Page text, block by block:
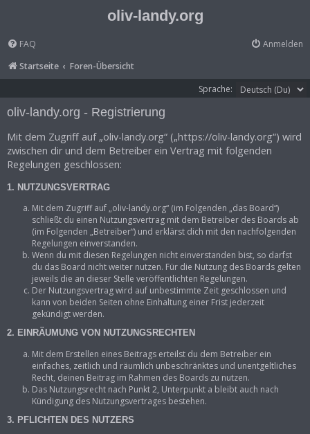
oliv-landy.org
FAQ
Anmelden
Startseite
Foren-Übersicht
Sprache:
oliv-landy.org - Registrierung
Mit dem Zugriff auf „oliv-landy.org“ („https://oliv-landy.org“) wird
zwischen dir und dem Betreiber ein Vertrag mit folgenden
Regelungen geschlossen:
1. NUTZUNGSVERTRAG
Mit dem Zugriff auf „oliv-landy.org“ (im Folgenden „das Board“)
schließt du einen Nutzungsvertrag mit dem Betreiber des Boards ab
(im Folgenden „Betreiber“) und erklärst dich mit den nachfolgenden
Regelungen einverstanden.
Wenn du mit diesen Regelungen nicht einverstanden bist, so darfst
du das Board nicht weiter nutzen. Für die Nutzung des Boards gelten
jeweils die an dieser Stelle veröffentlichten Regelungen.
Der Nutzungsvertrag wird auf unbestimmte Zeit geschlossen und
kann von beiden Seiten ohne Einhaltung einer Frist jederzeit
gekündigt werden.
2. EINRÄUMUNG VON NUTZUNGSRECHTEN
Mit dem Erstellen eines Beitrags erteilst du dem Betreiber ein
einfaches, zeitlich und räumlich unbeschränktes und unentgeltliches
Recht, deinen Beitrag im Rahmen des Boards zu nutzen.
Das Nutzungsrecht nach Punkt 2, Unterpunkt a bleibt auch nach
Kündigung des Nutzungsvertrages bestehen.
3. PFLICHTEN DES NUTZERS